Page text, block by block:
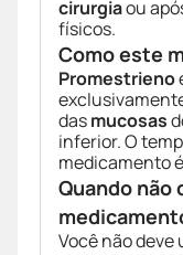
cirurgiaou
físicos.
Como este
Promestrieno
dasmucosas
inferior. O
medicamento
Quando não
Você não deve